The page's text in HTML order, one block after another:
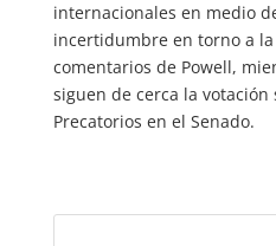
internacionales en medio
incertidumbre en torno a
comentarios de Powell,
siguen de cerca la votación
Precatorios en el Senado.